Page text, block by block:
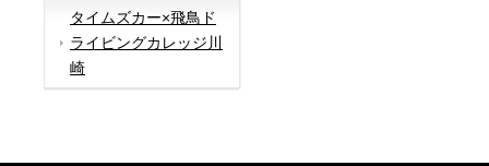
タイムズカー×飛鳥ド
ライビングカレッジ川
崎